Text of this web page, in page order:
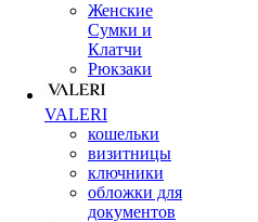
Женские
Сумки и
Клатчи
Рюкзаки
VALERI
кошельки
визитницы
ключники
обложки для
документов